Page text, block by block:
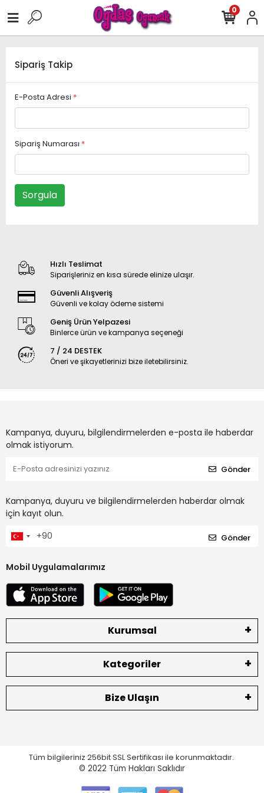
0
Sipariş Takip
E-Posta Adresi *
Sipariş Numarası *
Sorgula
Hızlı Teslimat
Siparişleriniz en kısa sürede elinize ulaşır.
Güvenli Alışveriş
Güvenli ve kolay ödeme sistemi
Geniş Ürün Yelpazesi
Binlerce ürün ve kampanya seçeneği
7 / 24 DESTEK
Öneri ve şikayetlerinizi bize iletebilirsiniz.
Kampanya, duyuru, bilgilendirmelerden e-posta ile haberdar
olmak istiyorum.
Gönder
Kampanya, duyuru ve bilgilendirmelerden haberdar olmak
için kayıt olun.
Gönder
Mobil Uygulamalarımız
Kurumsal
Kategoriler
Bize Ulaşın
Tüm bilgileriniz 256bit SSL Sertifikası ile korunmaktadır.
© 2022 Tüm Hakları Saklıdır